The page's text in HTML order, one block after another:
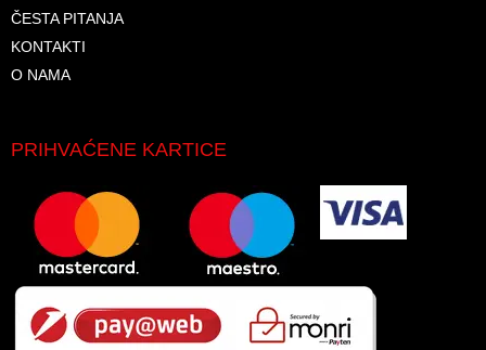
ČESTA PITANJA
KONTAKTI
O NAMA
PRIHVAĆENE KARTICE